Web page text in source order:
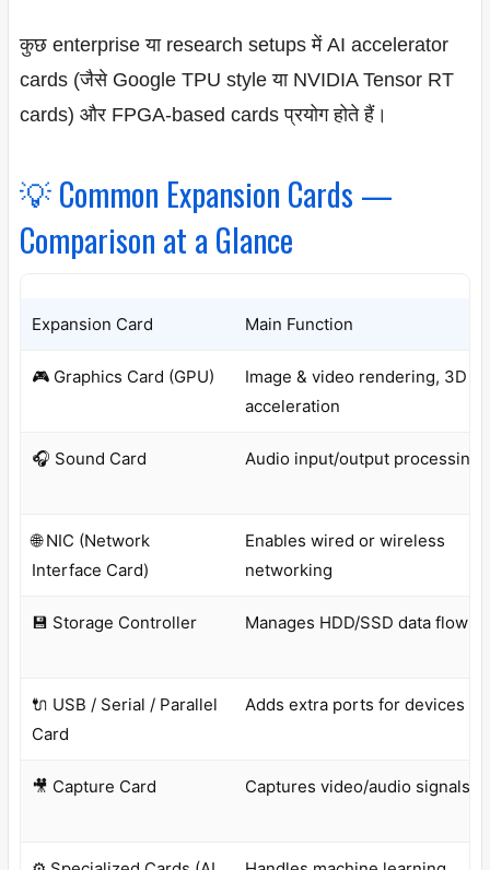
कुछ enterprise या research setups में AI accelerator
cards (जैसे Google TPU style या NVIDIA Tensor RT
cards) और FPGA-based cards प्रयोग होते हैं।
💡 Common Expansion Cards —
Comparison at a Glance
Expansion Card Main Function
🎮 Graphics Card (GPU)
Image & video rendering, 3D
acceleration
🎧 Sound Card Audio input/output processing
🌐 NIC (Network
Interface Card)
Enables wired or wireless
networking
💾 Storage Controller Manages HDD/SSD data flow
🔌 USB / Serial / Parallel
Card
Adds extra ports for devices
🎥 Capture Card Captures video/audio signals